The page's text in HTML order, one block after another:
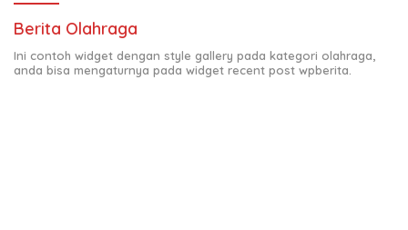
Berita Olahraga
Ini contoh widget dengan style gallery pada kategori olahraga,
anda bisa mengaturnya pada widget recent post wpberita.